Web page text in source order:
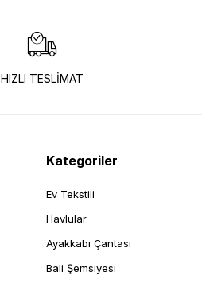
HIZLI TESLİMAT
Kategoriler
Ev Tekstili
Havlular
Ayakkabı Çantası
Bali Şemsiyesi